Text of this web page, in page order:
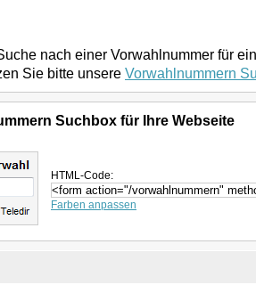
nach einer Vorwahlnummer für
Sie bitte unsere Vorwahlnummern
Suchbox für Ihre Webseite
HTML-Code:
Farben anpassen